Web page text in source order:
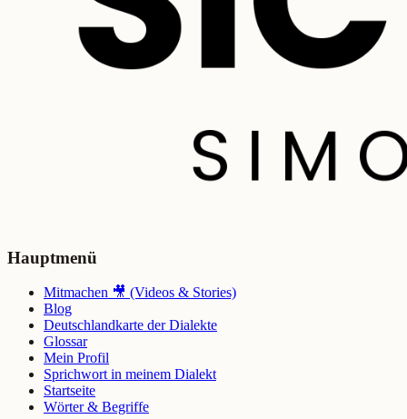
Hauptmenü
Mitmachen 🎥 (Videos & Stories)
Blog
Deutschlandkarte der Dialekte
Glossar
Mein Profil
Sprichwort in meinem Dialekt
Startseite
Wörter & Begriffe